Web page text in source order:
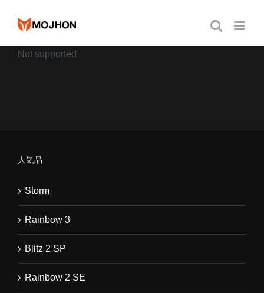
Not supported
人気品
Storm
Rainbow 3
Blitz 2 SP
Rainbow 2 SE